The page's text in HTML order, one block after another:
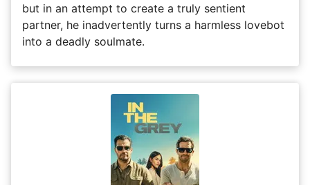
but in an attempt to create a truly sentient
partner, he inadvertently turns a harmless lovebot
into a deadly soulmate.